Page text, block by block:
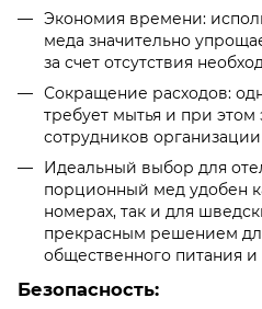
Экономия времени:
меда значительно
за счет отсутствия
Сокращение расходов:
требует мытья и при
сотрудников
Идеальный выбор для
порционный мед удобен
номерах, так и для
прекрасным решением
общественного питания и
Безопасность: